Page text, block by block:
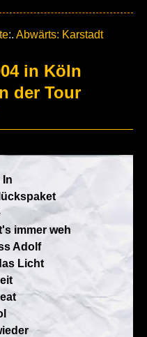
:. Abwärts: Karstadt
in Köln
der Tour
In
immer weh
Adolf
Licht